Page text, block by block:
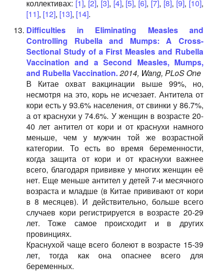
коллективах: [1], [2], [3], [4], [5], [6], [7], [8], [9], [10],
[11], [12], [13], [14].
Difficulties in Eliminating Measles and
Controlling Rubella and Mumps: A Cross-
Sectional Study of a First Measles and Rubella
Vaccination and a Second Measles, Mumps,
and Rubella Vaccination.2014, Wang, PLoS One
В Китае охват вакцинации выше 99%, но,
несмотря на это, корь не исчезает. Антитела от
кори есть у 93.6% населения, от свинки у 86.7%,
а от краснухи у 74.6%. У женщин в возрасте 20-
40 лет антител от кори и от краснухи намного
меньше, чем у мужчин той же возрастной
категории. То есть во время беременности,
когда защита от кори и от краснухи важнее
всего, благодаря прививке у многих женщин её
нет. Еще меньше антител у детей 7-и месячного
возраста и младше (в Китае прививают от кори
в 8 месяцев). И действительно, больше всего
случаев кори регистрируется в возрасте 20-29
лет. Тоже самое происходит и в других
провинциях.
Краснухой чаще всего болеют в возрасте 15-39
лет, тогда как она опаснее всего для
беременных.